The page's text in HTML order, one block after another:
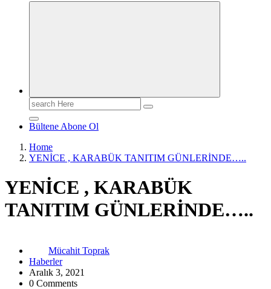
Search
for:
Bültene Abone Ol
Home
YENİCE , KARABÜK TANITIM GÜNLERİNDE…..
YENİCE , KARABÜK
TANITIM GÜNLERİNDE…..
Mücahit Toprak
Haberler
Aralık 3, 2021
0 Comments